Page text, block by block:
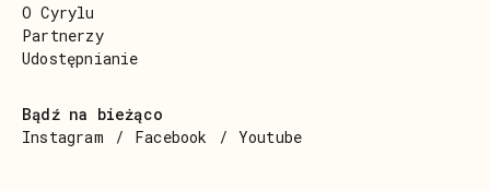
O Cyrylu
Partnerzy
Udostępnianie
Bądź na bieżąco
Instagram
Facebook Youtube